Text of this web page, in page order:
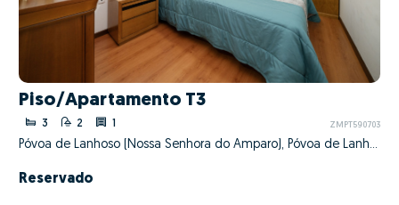
Piso/Apartamento T3
3 2 1 ZMPT590703
Póvoa de Lanhoso (Nossa Senhora do Amparo), Póvoa de Lanhoso, Braga
Reservado